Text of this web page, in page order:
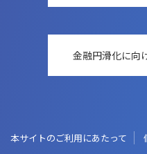
金融円滑化に向
本サイトのご利用にあたって